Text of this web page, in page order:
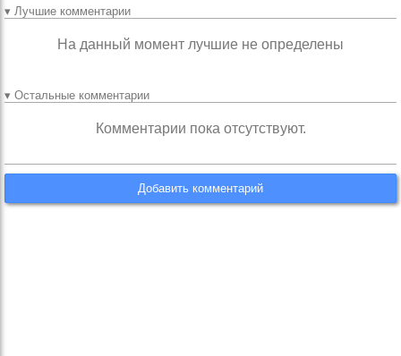
▾ Лучшие комментарии
На данный момент лучшие не определены
▾ Остальные комментарии
Комментарии пока отсутствуют.
Добавить комментарий